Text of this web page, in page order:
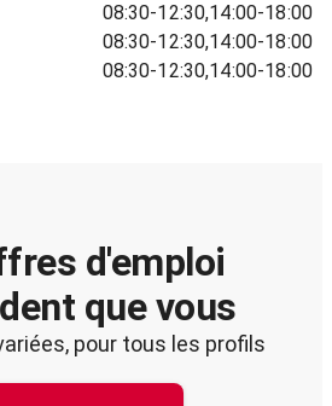
08:30-12:30,14:00-18:00
08:30-12:30,14:00-18:00
08:30-12:30,14:00-18:00
d'emploi
que vous
pour tous les profils